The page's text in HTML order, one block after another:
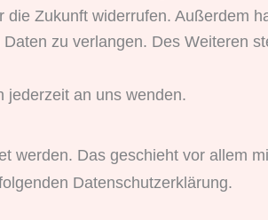
Zukunft widerrufen. Außerdem
zu verlangen. Des Weiteren
jederzeit an uns wenden.
werden. Das geschieht vor allem
Datenschutzerklärung.